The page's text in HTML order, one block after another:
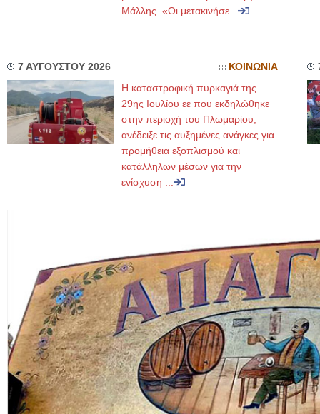
Μάλλης. «Οι μετακινήσε...
7 ΑΥΓΟΥΣΤΟΥ 2026 ΚΟΙΝΩΝΙΑ
Η καταστροφική πυρκαγιά της
29ης Ιουλίου εε που εκδηλώθηκε
στην περιοχή του Πλωμαρίου,
ανέδειξε τις αυξημένες ανάγκες για
προμήθεια εξοπλισμού και
κατάλληλων μέσων για την
ενίσχυση ...